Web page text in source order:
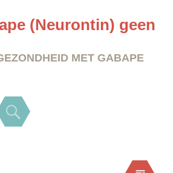
(Neurontin) geen
MET GABAPE
Search